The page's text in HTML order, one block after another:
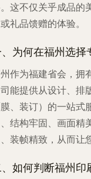
这不仅关乎成品的
礼品馈赠的体验。
为何在福州选择
作为福建省会，拥
能提供从设计、排
、装订）的一站式
结构牢固、画面精
装帧精致，从而让
如何判断福州印